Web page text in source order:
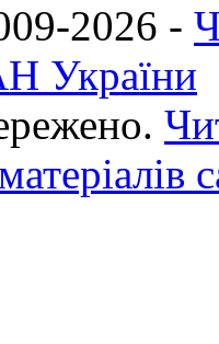
2026 -
України